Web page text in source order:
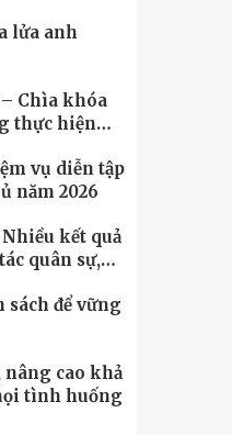
lửa anh
Chìa khóa
thực hiện
vụ diễn tập
năm 2026
kết quả
quân sự,
để vững
nâng cao khả
tình huống